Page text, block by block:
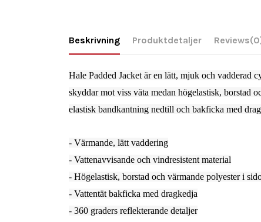
Beskrivning Produktdetaljer Reviews
Hale Padded Jacket är en lätt, mjuk och vadderad
skyddar mot viss väta medan högelastisk, borstad
elastisk bandkantning nedtill och bakficka med
- Värmande, lätt vaddering
- Vattenavvisande och vindresistent material
- Högelastisk, borstad och värmande polyester i
- Vattentät bakficka med dragkedja
- 360 graders reflekterande detaljer